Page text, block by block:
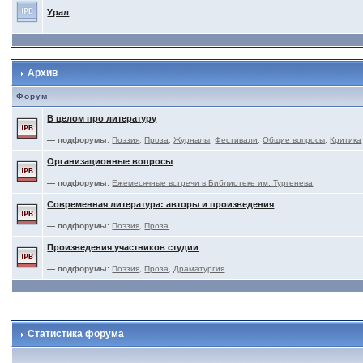
Урал
Архив
Форум
В целом про литературу
— подфорумы: Поэзия ,Проза ,Журналы ,Фестивали ,Общие вопросы ,Критика
Организационные вопросы
— подфорумы: Ежемесячные встречи в Библиотеке им. Тургенева
Современная литература: авторы и произведения
— подфорумы: Поэзия ,Проза
Произведения участников студии
— подфорумы: Поэзия ,Проза Драматургия
Статистика форума